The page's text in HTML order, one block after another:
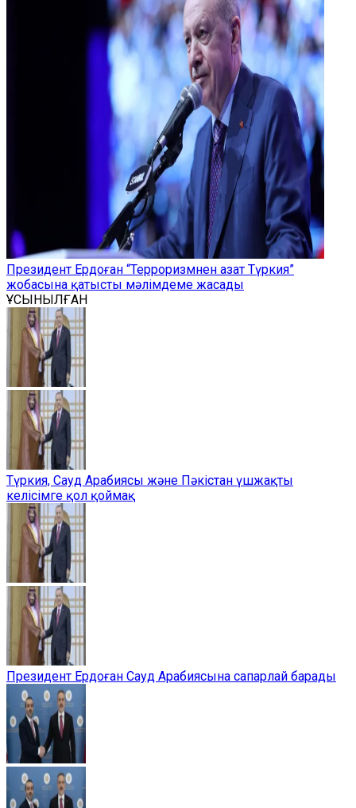
Президент Ердоған “Терроризмнен азат Түркия”
жобасына қатысты мәлімдеме жасады
ҰСЫНЫЛҒАН
Түркия, Сауд Арабиясы және Пәкістан үшжақты
келісімге қол қоймақ
Президент Ердоған Сауд Арабиясына сапарлай барады